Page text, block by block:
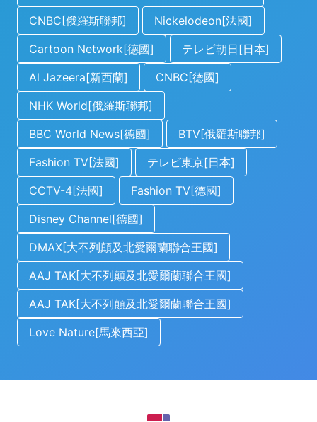
CNBC[俄羅斯聯邦]
Nickelodeon[法國]
Cartoon Network[德國]
テレビ朝日[日本]
Al Jazeera[新西蘭]
CNBC[德國]
NHK World[俄羅斯聯邦]
BBC World News[德國]
BTV[俄羅斯聯邦]
Fashion TV[法國]
テレビ東京[日本]
CCTV-4[法國]
Fashion TV[德國]
Disney Channel[德國]
DMAX[大不列顛及北愛爾蘭聯合王國]
AAJ TAK[大不列顛及北愛爾蘭聯合王國]
AAJ TAK[大不列顛及北愛爾蘭聯合王國]
Love Nature[馬來西亞]